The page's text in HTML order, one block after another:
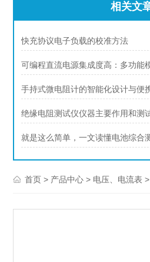
相关文
快充协议电子负载的校准方法
可编程直流电源集成度高：多功能
手持式微电阻计的智能化设计与便
绝缘电阻测试仪仪器主要作用和测
就是这么简单，一文读懂电池综合
首页 > 产品中心 > 电压、电流表 >